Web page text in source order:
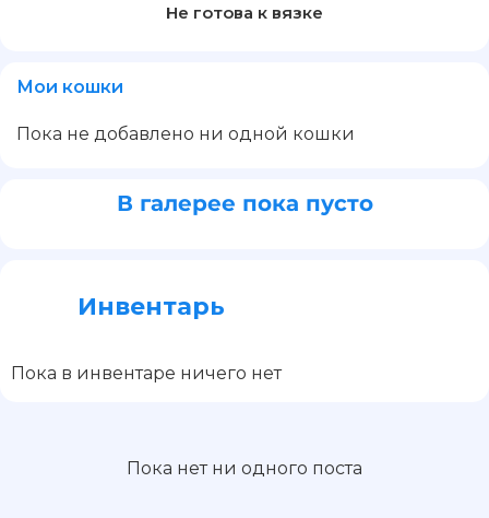
Не готова к вязке
Мои кошки
Пока не добавлено ни одной кошки
В галерее пока пусто
Инвентарь
Пока в инвентаре ничего нет
Пока нет ни одного поста